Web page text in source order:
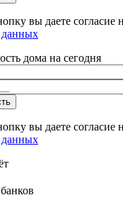
вы даете согласие
данных
дома на сегодня
вы даете согласие
данных